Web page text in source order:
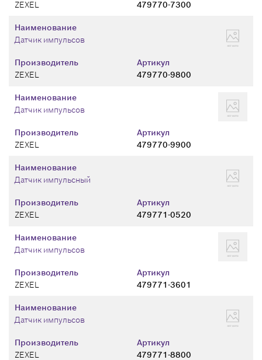
ZEXEL
479770-7300
Производитель
ZEXEL
Артикул
479770-9800
Наименование
Датчик импульсов
Производитель
ZEXEL
Артикул
479770-9900
Наименование
Датчик импульсов
Производитель
ZEXEL
Артикул
479771-0520
Наименование
Датчик импульсный
Производитель
ZEXEL
Артикул
479771-3601
Наименование
Датчик импульсов
Производитель
ZEXEL
Артикул
479771-8800
Наименование
Датчик импульсов